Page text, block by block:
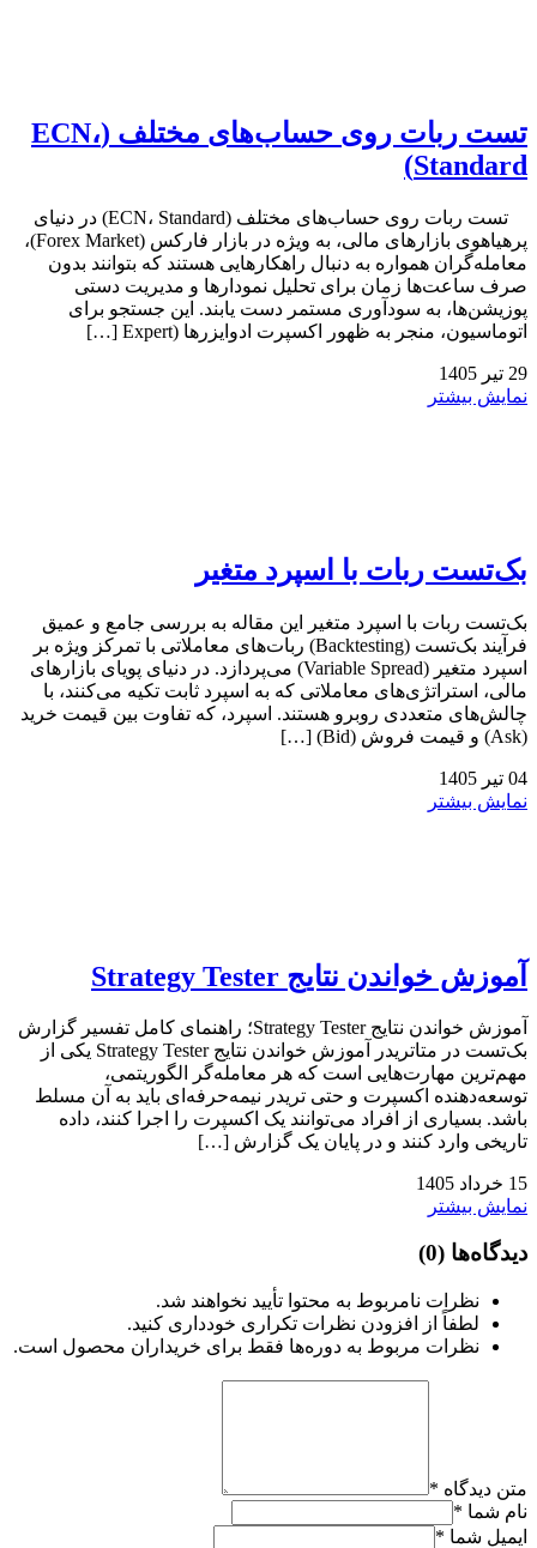
تست ربات روی حساب‌های مختلف (ECN،
Standard)
تست ربات روی حساب‌های مختلف (ECN، Standard) در دنیای
پرهیاهوی بازارهای مالی، به ویژه در بازار فارکس (Forex Market)،
معامله‌گران همواره به دنبال راهکارهایی هستند که بتوانند بدون
صرف ساعت‌ها زمان برای تحلیل نمودارها و مدیریت دستی
پوزیشن‌ها، به سودآوری مستمر دست یابند. این جستجو برای
اتوماسیون، منجر به ظهور اکسپرت ادوایزرها (Expert […]
29 تیر 1405
نمایش بیشتر
بک‌تست ربات با اسپرد متغیر
بک‌تست ربات با اسپرد متغیر این مقاله به بررسی جامع و عمیق
فرآیند بک‌تست (Backtesting) ربات‌های معاملاتی با تمرکز ویژه بر
اسپرد متغیر (Variable Spread) می‌پردازد. در دنیای پویای بازارهای
مالی، استراتژی‌های معاملاتی که به اسپرد ثابت تکیه می‌کنند، با
چالش‌های متعددی روبرو هستند. اسپرد، که تفاوت بین قیمت خرید
(Ask) و قیمت فروش (Bid) […]
04 تیر 1405
نمایش بیشتر
آموزش خواندن نتایج Strategy Tester
آموزش خواندن نتایج Strategy Tester؛ راهنمای کامل تفسیر گزارش
بک‌تست در متاتریدر آموزش خواندن نتایج Strategy Tester یکی از
مهم‌ترین مهارت‌هایی است که هر معامله‌گر الگوریتمی،
توسعه‌دهنده اکسپرت و حتی تریدر نیمه‌حرفه‌ای باید به آن مسلط
باشد. بسیاری از افراد می‌توانند یک اکسپرت را اجرا کنند، داده
تاریخی وارد کنند و در پایان یک گزارش […]
15 خرداد 1405
نمایش بیشتر
دیدگاه‌ها (0)
نظرات نامربوط به محتوا تأیید نخواهند شد.
لطفاً از افزودن نظرات تکراری خودداری کنید.
نظرات مربوط به دوره‌ها فقط برای خریداران محصول است.
متن دیدگاه *
نام شما *
ایمیل شما *